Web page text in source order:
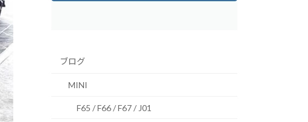
ブログ
MINI
F65 / F66 / F67 / J01